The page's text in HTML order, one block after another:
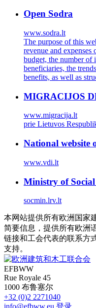
Open Sodra
www.sodra.lt
The purpose of this
revenue and expenses
budget, the number of
beneficiaries, the
benefits, as well as
MIGRACIJOS
www.migracija.lt
prie Lietuvos
National website
www.vdi.lt
Ministry of
socmin.lrv.lt
本网站提供所有欧洲国家
简要信息，提供所有欧洲
链接和工会代表的联系方
支持。
EFBWW
Rue Royale 45
1000 布鲁塞尔
+32 (0)2 2271040